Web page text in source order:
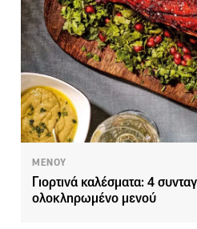
ΜΕΝΟΥ
Γιορτινά καλέσματα: 4
ολοκληρωμένο μενού